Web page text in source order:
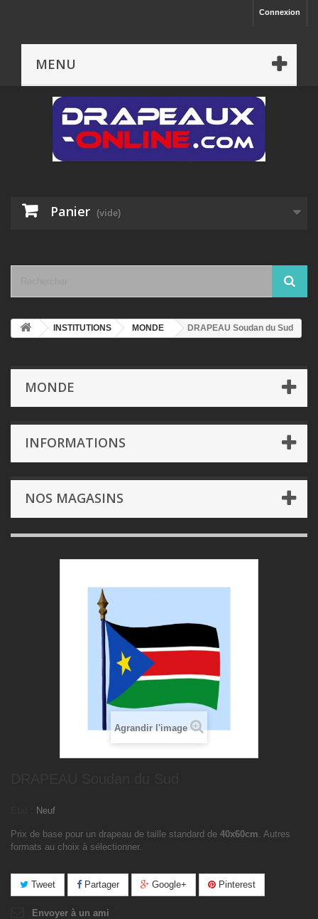
Connexion
MENU
Panier (vide)
INSTITUTIONS MONDE DRAPEAU Soudan du Sud
MONDE
INFORMATIONS
NOS MAGASINS
Agrandir l'image
Neuf
Prix de base pour un drapeau de taille standard de 40x60cm. Autres
formats au choix à sélectionner.
Tweet Partager Google+ Pinterest
Envoyer à un ami